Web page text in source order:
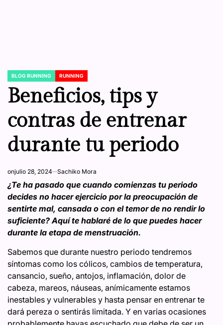
POSTED
IN
BLOG RUNNING RUNNING
Beneficios, tips y
contras de entrenar
durante tu periodo
onjulio 28, 2024 Sachiko Mora
¿Te ha pasado que cuando comienzas tu periodo
decides no hacer ejercicio por la preocupación de
sentirte mal, cansada o con el temor de no rendir lo
suficiente? Aquí te hablaré de lo que puedes hacer
durante la etapa de menstruación.
Sabemos que durante nuestro periodo tendremos
síntomas como los cólicos, cambios de temperatura,
cansancio, sueño, antojos, inflamación, dolor de
cabeza, mareos, náuseas, anímicamente estamos
inestables y vulnerables y hasta pensar en entrenar te
dará pereza o sentirás limitada. Y en varias ocasiones